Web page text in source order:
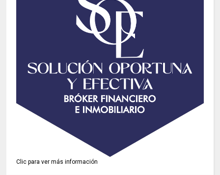
Clic para ver más información